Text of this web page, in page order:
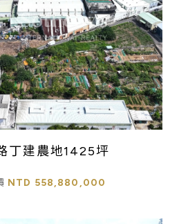
丁建農地1425坪
NTD 558,880,000